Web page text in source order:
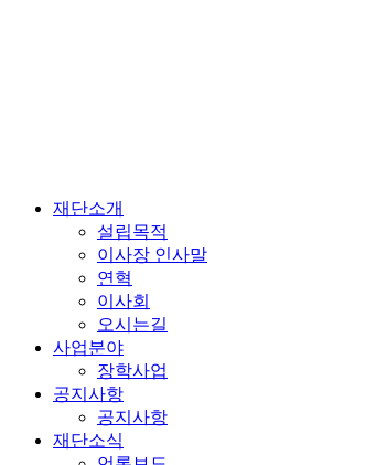
Close
재단소개
설립목적
이사장 인사말
연혁
이사회
오시는길
사업분야
장학사업
공지사항
공지사항
재단소식